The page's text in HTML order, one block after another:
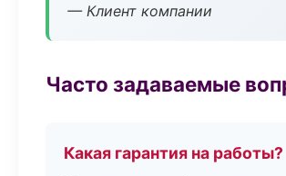
— Клиент компании
Часто задаваемые
Какая гарантия на работы?